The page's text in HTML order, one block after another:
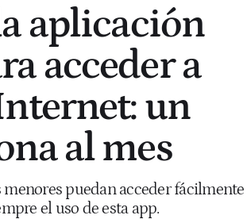
aplicación
acceder a
un
al mes
puedan acceder fácilmente
el uso de esta app.